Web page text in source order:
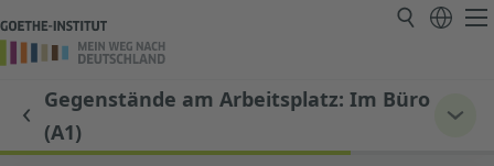
Gegenstände am Arbeitsplatz: Im Büro
(A1)